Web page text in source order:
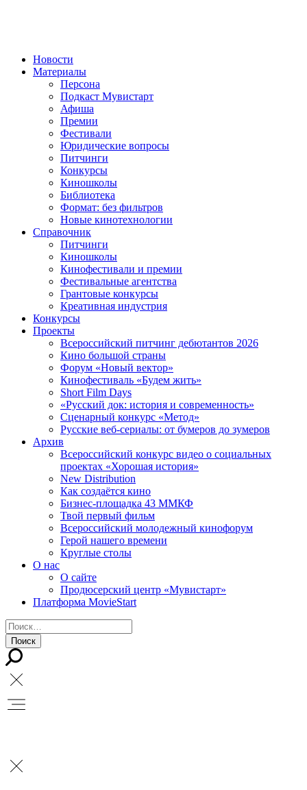
Новости
Материалы
Персона
Подкаст Мувистарт
Афиша
Премии
Фестивали
Юридические вопросы
Питчинги
Конкурсы
Киношколы
Библиотека
Формат: без фильтров
Новые кинотехнологии
Справочник
Питчинги
Киношколы
Кинофестивали и премии
Фестивальные агентства
Грантовые конкурсы
Креативная индустрия
Конкурсы
Проекты
Всероссийский питчинг дебютантов 2026
Кино большой страны
Форум «Новый вектор»
Кинофестиваль «Будем жить»
Short Film Days
«Русский док: история и современность»
Сценарный конкурс «Метод»
Русские веб-сериалы: от бумеров до зумеров
Архив
Всероссийский конкурс видео о социальных
проектах «Хорошая история»
New Distribution
Как создаётся кино
Бизнес-площадка 43 ММКФ
Твой первый фильм
Всероссийский молодежный кинофорум
Герой нашего времени
Круглые столы
О нас
О сайте
Продюсерский центр «Мувистарт»
Платформа MovieStart